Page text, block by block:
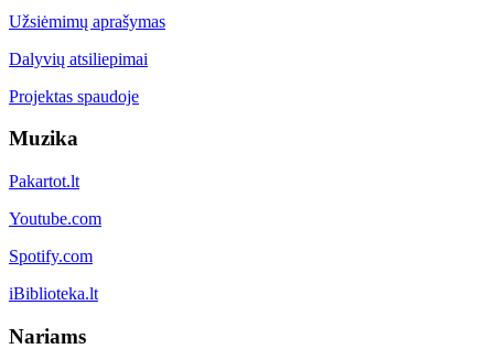
Užsiėmimų aprašymas
Dalyvių atsiliepimai
Projektas spaudoje
Muzika
Pakartot.lt
Youtube.com
Spotify.com
iBiblioteka.lt
Nariams